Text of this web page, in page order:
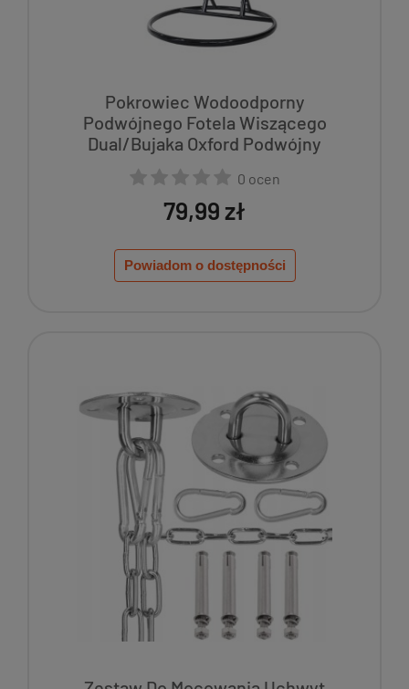
Pokrowiec Wodoodporny
Podwójnego Fotela Wiszącego
Dual/Bujaka Oxford Podwójny
0 ocen
79,99 zł
Powiadom o dostępności